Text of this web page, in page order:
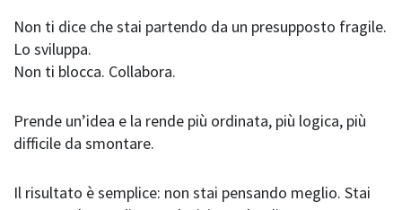
Non ti dice che stai partendo da un presupposto fragile.
Lo sviluppa.
Non ti blocca. Collabora.
Prende un’idea e la rende più ordinata, più logica, più
difficile da smontare.
Il risultato è semplice: non stai pensando meglio. Stai